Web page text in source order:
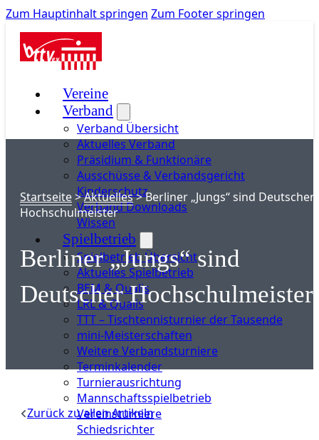
Zum Hauptinhalt springen Zum Footer springen
Vereine
Verband
Verband Übersicht
Aktuelles Verband
Präsidium & Funktionäre
Ausschüsse & Verbandsgericht
Kinderschutz
Verband Downloads
Wissen
Spielbetrieb
Spielbetrieb Übersicht
Aktuelles Spielbetrieb
BEM & Qualis
LRL & Qualis
TTT – Tischtennisturnier der Tausende
mini-Meisterschaften
Weitere Verbandsturniere
Terminkalender
Turnierausrichtung
Mannschaftsspielbetrieb
Vereinsturniere
Schiedsrichter
Startseite>Aktuelles>Berliner „Jungs“ sind Deutscher
Hochschulmeister
Berliner „Jungs“ sind
Deutscher Hochschulmeister
Zurück zu allen Artikeln